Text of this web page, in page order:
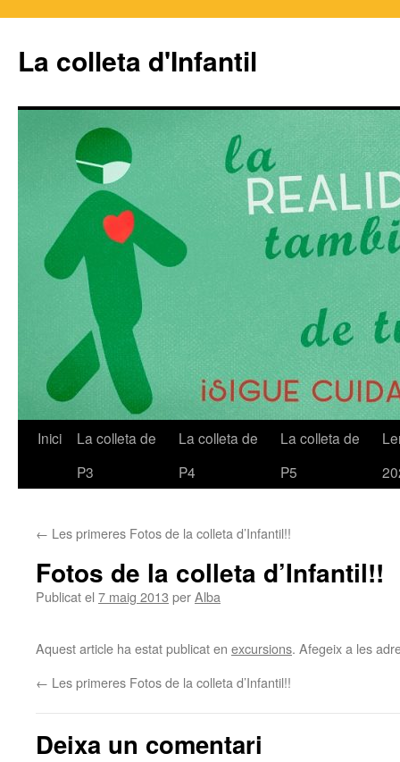
La colleta d'Infantil
Vés
Inici
La colleta de
P3
La colleta de
P4
La colleta de
P5
← Les primeres Fotos de la colleta d’Infantil!!
Fotos de la colleta d’Infantil!!
Publicat el 7 maig 2013 perAlba
Aquest article ha estat publicat en excursions. Afegeix a les
← Les primeres Fotos de la colleta d’Infantil!!
Deixa un comentari